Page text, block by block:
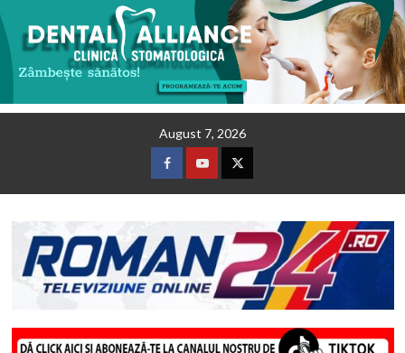
August 7, 2026
FacebookYoutubeTwitter